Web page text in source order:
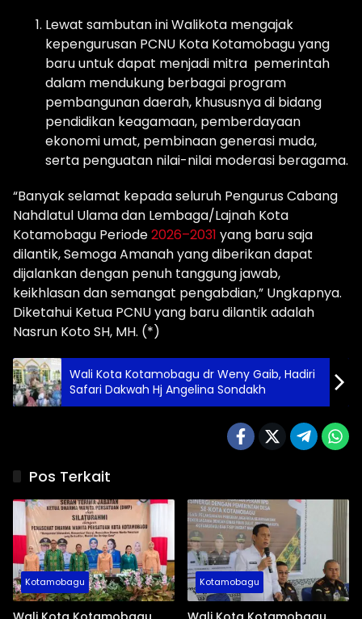
Lewat sambutan ini Walikota mengajak
kepengurusan PCNU Kota Kotamobagu yang
baru untuk dapat menjadi mitra pemerintah
dalam mendukung berbagai program
pembangunan daerah, khususnya di bidang
pendidikan keagamaan, pemberdayaan
ekonomi umat, pembinaan generasi muda,
serta penguatan nilai-nilai moderasi beragama.
“Banyak selamat kepada seluruh Pengurus Cabang
Nahdlatul Ulama dan Lembaga/Lajnah Kota
Kotamobagu Periode2026–2031 yang baru saja
dilantik, Semoga Amanah yang diberikan dapat
dijalankan dengan penuh tanggung jawab,
keikhlasan dan semangat pengabdian,” Ungkapnya.
Diketahui Ketua PCNU yang baru dilantik adalah
Nasrun Koto SH, MH. (*)
Wali Kota Kotamobagu dr Weny Gaib, Hadiri
Safari Dakwah Hj Angelina Sondakh
Pos Terkait
Kotamobagu Kotamobagu